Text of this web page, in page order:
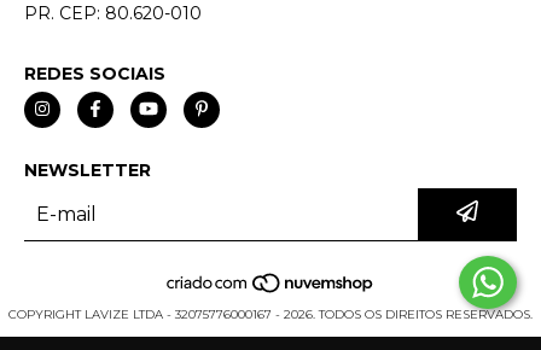
PR. CEP: 80.620-010
REDES SOCIAIS
NEWSLETTER
COPYRIGHT LAVIZE LTDA - 32075776000167 - 2026. TODOS OS DIREITOS RESERVADOS.